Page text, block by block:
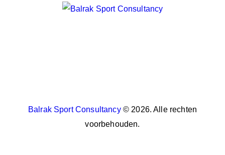
Balrak Sport Consultancy© 2026. Alle rechten
voorbehouden.